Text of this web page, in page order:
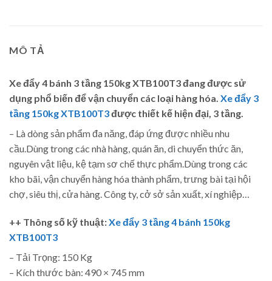
MÔ TẢ
Xe đẩy 4 bánh 3 tầng 150kg XTB100T3đang được sử
dụng phổ biến để vận chuyển các loại hàng hóa. Xe đẩy 3
tầng 150kg XTB100T3được thiết kế hiện đại, 3 tầng.
– Là dòng sản phẩm đa năng, đáp ứng được nhiều nhu
cầu.Dùng trong các nhà hàng, quán ăn, di chuyển thức ăn,
nguyên vật liệu, kệ tạm sơ chế thực phẩm.Dùng trong các
kho bãi, vận chuyển hàng hóa thành phẩm, trưng bài tại hội
chợ, siêu thị, cửa hàng. Công ty, cở sở sản xuất, xí nghiệp…
++ Thông số kỹ thuật:Xe đẩy 3 tầng 4 bánh 150kg
XTB100T3
– Tải Trọng: 150 Kg
– Kích thước bàn: 490 × 745 mm